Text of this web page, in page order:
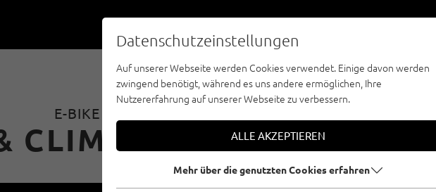
E-BIKE & CLIMB - NAUDERS - TIROLER OBERLAND -
CLIMB -
Datenschutzeinstellungen
Auf unserer Webseite werden Cookies verwendet. Einige davon werden
zwingend benötigt, während es uns andere ermöglichen, Ihre
Nutzererfahrung auf unserer Webseite zu verbessern.
ALLE AKZEPTIEREN
Mehr über die genutzten Cookies erfahren